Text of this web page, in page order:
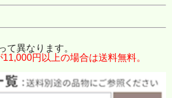
て異なります。
円以上の場合は送料無料。